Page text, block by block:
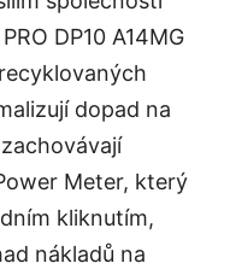
DP10 A14MG
dopad na
Meter, který
kliknutím,
nákladů na